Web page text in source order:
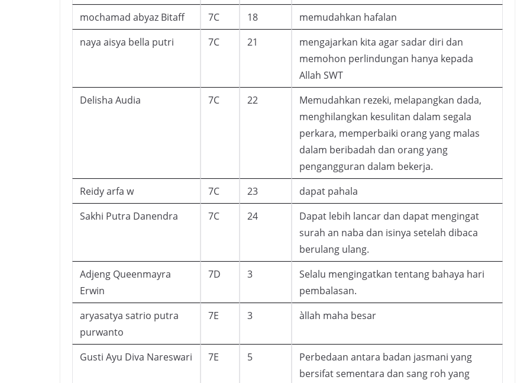
mochamad abyaz Bitaff
7C 18
memudahkan hafalan
naya aisya bella putri
7C 21
mengajarkan kita agar sadar diri dan
memohon perlindungan hanya kepada
Allah SWT
Delisha Audia
7C 22
Memudahkan rezeki, melapangkan dada,
menghilangkan kesulitan dalam segala
perkara, memperbaiki orang yang malas
dalam beribadah dan orang yang
pengangguran dalam bekerja.
Reidy arfa w
7C 23
dapat pahala
Sakhi Putra Danendra
7C 24
Dapat lebih lancar dan dapat mengingat
surah an naba dan isinya setelah dibaca
berulang ulang.
Adjeng Queenmayra
Erwin
7D 3
Selalu mengingatkan tentang bahaya hari
pembalasan.
aryasatya satrio putra
purwanto
7E 3 àllah maha besar
Gusti Ayu Diva Nareswari 7E 5
Perbedaan antara badan jasmani yang
bersifat sementara dan sang roh yang